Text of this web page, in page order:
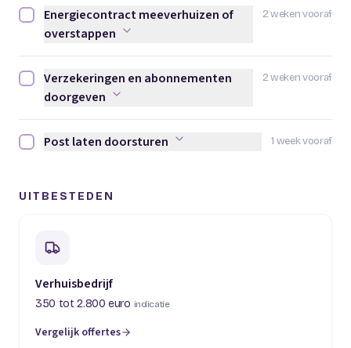
2 weken vooraf
Energiecontract meeverhuizen of overstappen afvinken
Energiecontract meeverhuizen of
overstappen
2 weken vooraf
Verzekeringen en abonnementen doorgeven afvinken
Verzekeringen en abonnementen
doorgeven
1 week vooraf
Post laten doorsturen afvinken
Post laten doorsturen
UITBESTEDEN
Verhuisbedrijf
350 tot 2.800 euro indicatie
Vergelijk offertes
(opent in een nieuw tabblad)